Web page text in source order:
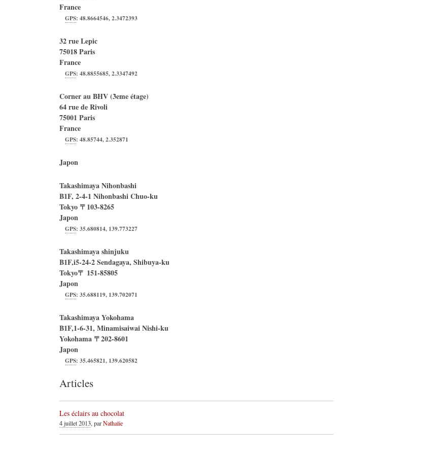
France
GPS:48.8664546,2.3472393
32 rue Lepic
75018Paris
France
GPS:48.8855685,2.3347492
Corner au BHV (3̀eme étage)
64 rue de Rivoli
75001 Paris
France
GPS:48.85744,2.352871
Japon
Takashimaya Nihonbashi
B1F, 2-4-1 Nihonbashi Chuo-ku
Tokyo 〒103-8265
Japon
GPS:35.680814, 139.773227
Takashimaya shinjuku
B1F,i5-24-2 Sendagaya, Shibuya-ku
Tokyo〒 151-85805
Japon
GPS:35.688119, 139.702071
Takashimaya Yokohama
B1F,1-6-31, Minamisaiwai Nishi-ku
Yokohama 〒202-8601
Japon
GPS:35.465821, 139.620582
Articles
Les éclairs au chocolat
4 juillet 2013, parNathalie